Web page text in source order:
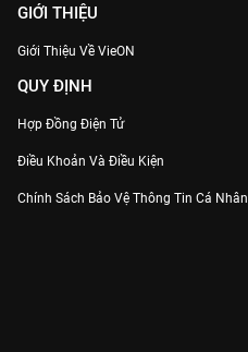
GIỚI THIỆU
Giới Thiệu Về VieON
QUY ĐỊNH
Hợp Đồng Điện Tử
Điều Khoản Và Điều Kiện
Chính Sách Bảo Vệ Thông Tin Cá Nhân